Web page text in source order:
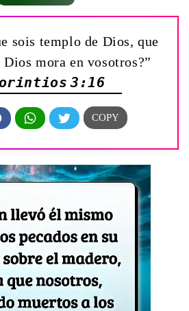
sois templo de Dios, que
mora en vosotros?”
3:16